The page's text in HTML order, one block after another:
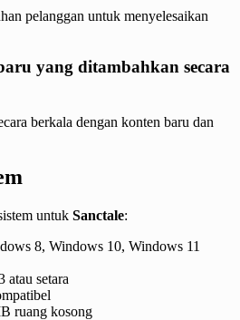
pelanggan untuk menyelesaikan
yang ditambahkan secara
berkala dengan konten baru dan
untuk Sanctale:
8, Windows 10, Windows 11
atau setara
ruang kosong